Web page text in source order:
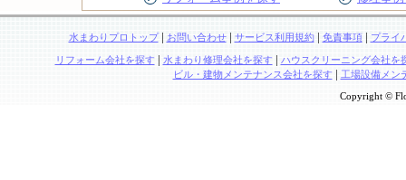
水まわりプロトップ| お問い合わせ| サービス利用規約| 免責事項| プライ
リフォーム会社を探す | 水まわり修理会社を探す | ハウスクリーニング会社を
ビル・建物メンテナンス会社を探す| 工場設備メン
Copyright ©